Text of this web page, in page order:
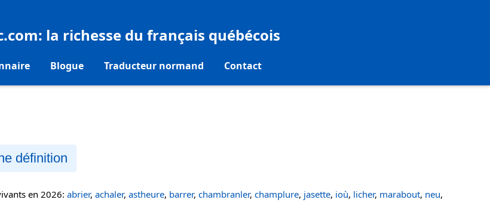
: la richesse du français québécois
Blogue Traducteur normand Contact
définition
en 2026: abrier, achaler, astheure, barrer, chambranler, champlure, jasette, ioù, licher, marabout, neu,